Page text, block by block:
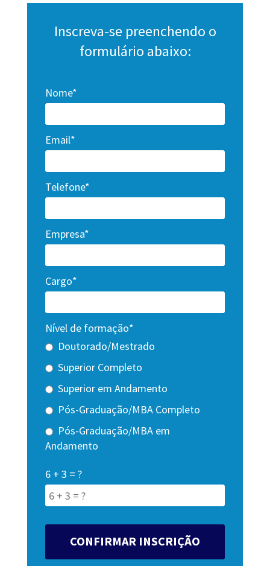
Inscreva-se preenchendo o
formulário abaixo:
Nome*
Email*
Telefone*
Empresa*
Cargo*
Nível de formação*
Doutorado/Mestrado
Superior Completo
Superior em Andamento
Pós-Graduação/MBA Completo
Pós-Graduação/MBA em
Andamento
6 + 3 = ?